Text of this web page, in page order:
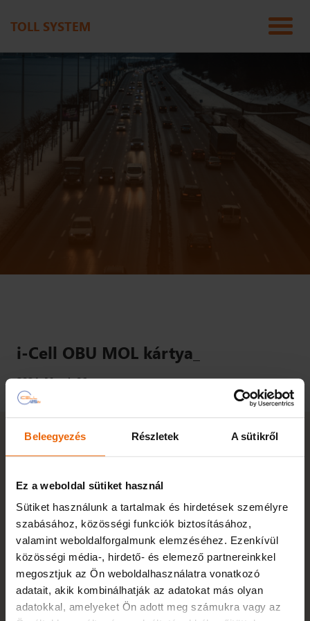
Beleegyezés Részletek A sütikről
Ez a weboldal sütiket használ
Sütiket használunk a tartalmak és hirdetések személyre
szabásához, közösségi funkciók biztosításához,
valamint weboldalforgalmunk elemzéséhez. Ezenkívül
közösségi média-, hirdető- és elemező partnereinkkel
megosztjuk az Ön weboldalhasználatra vonatkozó
adatait, akik kombinálhatják az adatokat más olyan
adatokkal, amelyeket Ön adott meg számukra vagy az
TOLL SYSTEM
i-Cell OBU MOL kártya_
2024. March 06.